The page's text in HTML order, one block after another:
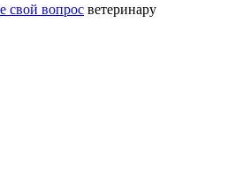
свой вопрос ветеринару